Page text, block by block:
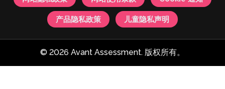
产品隐私政策 儿童隐私声明
© 2026 Avant Assessment. 版权所有。